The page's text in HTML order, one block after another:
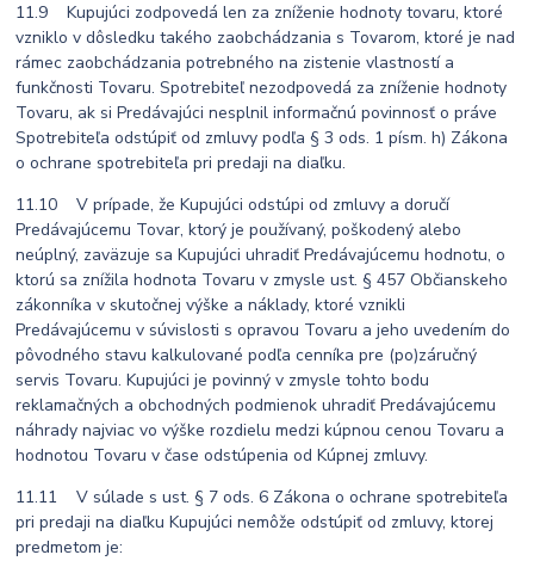
11.9 Kupujúci zodpovedá len za zníženie hodnoty tovaru, ktoré
vzniklo v dôsledku takého zaobchádzania s Tovarom, ktoré je nad
rámec zaobchádzania potrebného na zistenie vlastností a
funkčnosti Tovaru. Spotrebiteľ nezodpovedá za zníženie hodnoty
Tovaru, ak si Predávajúci nesplnil informačnú povinnosť o práve
Spotrebiteľa odstúpiť od zmluvy podľa § 3 ods. 1 písm. h) Zákona
o ochrane spotrebiteľa pri predaji na diaľku.
11.10 V prípade, že Kupujúci odstúpi od zmluvy a doručí
Predávajúcemu Tovar, ktorý je používaný, poškodený alebo
neúplný, zaväzuje sa Kupujúci uhradiť Predávajúcemu hodnotu, o
ktorú sa znížila hodnota Tovaru v zmysle ust. § 457 Občianskeho
zákonníka v skutočnej výške a náklady, ktoré vznikli
Predávajúcemu v súvislosti s opravou Tovaru a jeho uvedením do
pôvodného stavu kalkulované podľa cenníka pre (po)záručný
servis Tovaru. Kupujúci je povinný v zmysle tohto bodu
reklamačných a obchodných podmienok uhradiť Predávajúcemu
náhrady najviac vo výške rozdielu medzi kúpnou cenou Tovaru a
hodnotou Tovaru v čase odstúpenia od Kúpnej zmluvy.
11.11 V súlade s ust. § 7 ods. 6 Zákona o ochrane spotrebiteľa
pri predaji na diaľku Kupujúci nemôže odstúpiť od zmluvy, ktorej
predmetom je: